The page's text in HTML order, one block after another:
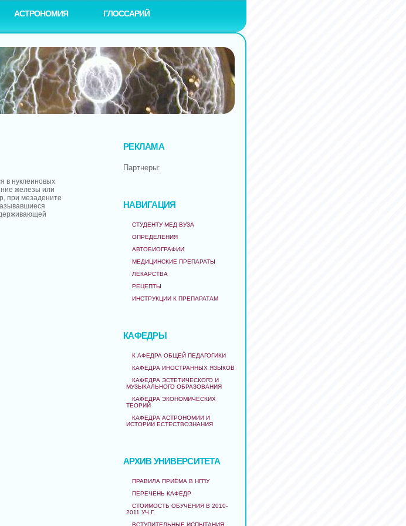
АСТРОНОМИЯ ГЛОССАРИЙ
в нуклеиновых
железы или
при мезадените
РЕКЛАМА
Партнеры:
НАВИГАЦИЯ
СТУДЕНТУ МЕД ВУЗА
ОПРЕДЕЛЕНИЯ
АВТОБИОГРАФИИ
МЕДИЦИНСКИЕ ПРЕПАРАТЫ
ЛЕКАРСТВА
РЕЦЕПТЫ
ИНСТРУКЦИИ К ПРЕПАРАТАМ
КАФЕДРЫ
К АФЕДРА ОБЩЕЙ ПЕДАГОГИКИ
КАФЕДРА ИНОСТРАННЫХ ЯЗЫКОВ
КАФЕДРА ЭСТЕТИЧЕСКОГО И
МУЗЫКАЛЬНОГО ОБРАЗОВАНИЯ
КАФЕДРА ЭКОНОМИЧЕСКИХ
ТЕОРИЙ
КАФЕДРА АСТРОНОМИИ И
ИСТОРИИ ЕСТЕСТВОЗНАНИЯ
АРХИВ УНИВЕРСИТЕТА
ПРАВИЛА ПРИЁМА В НГПУ
ПЕРЕЧЕНЬ КАФЕДР
СТОИМОСТЬ ОБУЧЕНИЯ В 2010-
2011 УЧ.Г.
ВСТУПИТЕЛЬНЫЕ ИСПЫТАНИЯ